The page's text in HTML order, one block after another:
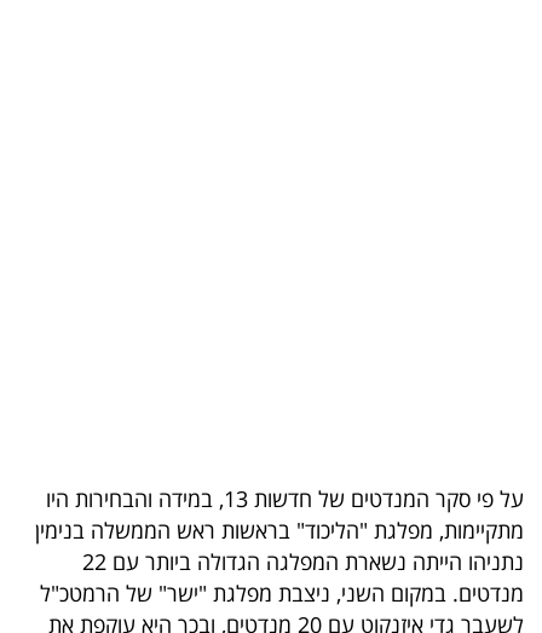
המילון
הכלכלי
פודקאסט
על פי סקר המנדטים של חדשות 13, במידה והבחירות היו
מתקיימות, מפלגת "הליכוד" בראשות ראש הממשלה בנימין
נתניהו הייתה נשארת המפלגה הגדולה ביותר עם 22
מנדטים. במקום השני, ניצבת מפלגת "ישר" של הרמטכ"ל
לשעבר גדי איזנקוט עם 20 מנדטים, ובכך היא עוקפת את